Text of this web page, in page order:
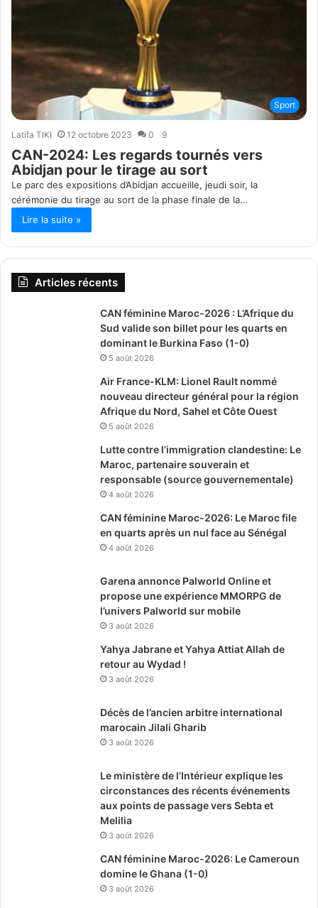
Sport
Latifa TIKI 12 octobre 2023 0 9
CAN-2024: Les regards tournés vers
Abidjan pour le tirage au sort
Le parc des expositions d’Abidjan accueille, jeudi soir, la
cérémonie du tirage au sort de la phase finale de la…
Lire la suite »
Articles récents
CAN féminine Maroc-2026 : L’Afrique du
Sud valide son billet pour les quarts en
dominant le Burkina Faso (1-0)
5 août 2026
Air France-KLM: Lionel Rault nommé
nouveau directeur général pour la région
Afrique du Nord, Sahel et Côte Ouest
5 août 2026
Lutte contre l’immigration clandestine: Le
Maroc, partenaire souverain et
responsable (source gouvernementale)
4 août 2026
CAN féminine Maroc-2026: Le Maroc file
en quarts après un nul face au Sénégal
4 août 2026
Garena annonce Palworld Online et
propose une expérience MMORPG de
l’univers Palworld sur mobile
3 août 2026
Yahya Jabrane et Yahya Attiat Allah de
retour au Wydad !
3 août 2026
Décès de l’ancien arbitre international
marocain Jilali Gharib
3 août 2026
Le ministère de l’Intérieur explique les
circonstances des récents événements
aux points de passage vers Sebta et
Melilia
3 août 2026
CAN féminine Maroc-2026: Le Cameroun
domine le Ghana (1-0)
3 août 2026